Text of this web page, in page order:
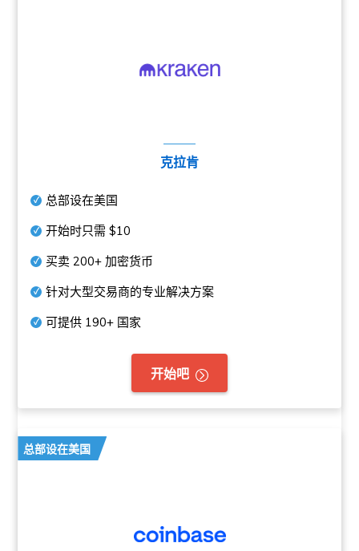
克拉肯
总部设在美国
开始时只需$10
买卖200+ 加密货币
针对大型交易商的专业解决方案
可提供 190+ 国家
开始吧
总部设在美国